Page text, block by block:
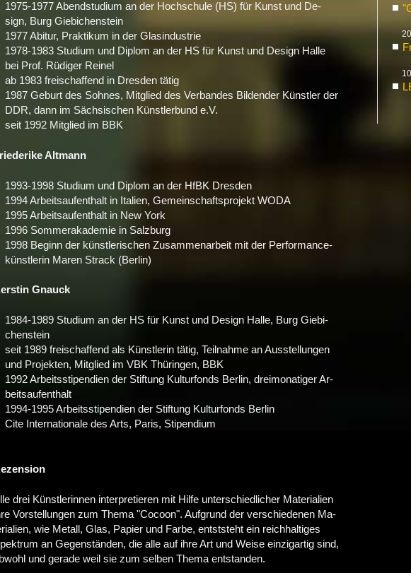
1975-1977 Abend­stu­di­um an der Hoch­schu­le (HS) für Kunst und De­
sign, Burg Gie­bi­chen­stein
1977 Ab­itur, Prak­ti­kum in der Glas­in­dus­trie
1978-1983 Stu­di­um und Di­plom an der HS für Kunst und De­sign Hal­le
bei Prof. Rü­di­ger Reinel
ab 1983 frei­schaf­fend in Dres­den tä­tig
1987 Ge­burt des Soh­nes, Mit­glied des Ver­ban­des Bil­den­der Künst­ler der
DDR, dann im Säch­si­schen Künst­ler­bund e.V.
seit 1992 Mit­glied im BBK
Alt­mann
1993-1998 Stu­di­um und Di­plom an der HfBK Dres­den
1994 Ar­beits­auf­ent­halt in Ita­li­en, Ge­mein­schafts­pro­jekt WO­DA
1995 Ar­beits­auf­ent­halt in New York
1996 Som­mer­aka­de­mie in Salz­burg
1998 Be­ginn der künst­le­ri­schen Zu­sam­men­ar­beit mit der Per­for­mance­
künst­le­rin Ma­ren Strack (Ber­lin)
Gnauck
1984-1989 Stu­di­um an der HS für Kunst und De­sign Hal­le, Burg Gie­bi­
chen­stein
seit 1989 frei­schaf­fend als Künst­le­rin tä­tig, Teil­nah­me an Aus­stel­lun­gen
und Pro­jek­ten, Mit­glied im VBK Thü­rin­gen, BBK
1992 Ar­beits­sti­pen­di­en der Stif­tung Kul­tur­fonds Ber­lin, drei­mo­na­ti­ger Ar­
beits­auf­ent­halt
1994-1995 Ar­beits­sti­pen­di­en der Stif­tung Kul­tur­fonds Ber­lin
Ci­te In­ter­na­tio­na­le des Arts, Pa­ris, Sti­pen­di­um
drei Künst­le­rin­nen in­ter­pre­tie­ren mit Hil­fe un­ter­schied­li­cher Ma­te­ria­li­en
Vor­stel­lun­gen zum The­ma "Co­coon". Auf­grund der ver­schie­de­nen Ma­
wie Me­tall, Glas, Pa­pier und Far­be, ent­ststeht ein reich­hal­ti­ges
an Ge­gen­stän­den, die al­le auf ih­re Art und Wei­se ein­zig­ar­tig sind,
und ge­ra­de weil sie zum sel­ben The­ma ent­stan­den.